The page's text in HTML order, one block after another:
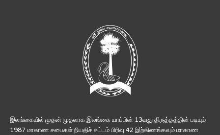
இலங்கையில் முதன் முதலாக இலங்கை யாப்பின் 13வது திருத்தத்தின் படியும்
1987 மாகாண சபைகள் நியதிச் சட்டம் பிரிவு 42 இற்கிணங்கவும் மாகாண